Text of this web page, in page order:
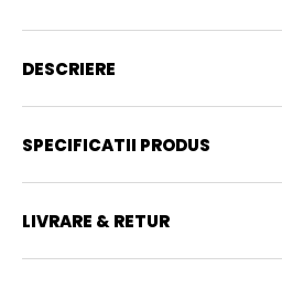
DESCRIERE
SPECIFICATII PRODUS
LIVRARE & RETUR